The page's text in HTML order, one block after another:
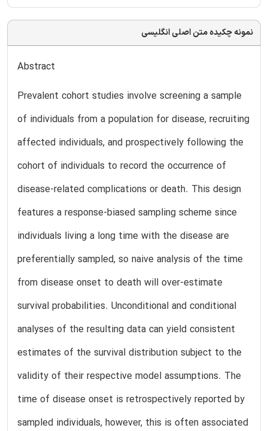
نمونه چکیده متن اصلی انگلیسی
Abstract
Prevalent cohort studies involve screening a sample
of individuals from a population for disease, recruiting
affected individuals, and prospectively following the
cohort of individuals to record the occurrence of
disease-related complications or death. This design
features a response-biased sampling scheme since
individuals living a long time with the disease are
preferentially sampled, so naive analysis of the time
from disease onset to death will over-estimate
survival probabilities. Unconditional and conditional
analyses of the resulting data can yield consistent
estimates of the survival distribution subject to the
validity of their respective model assumptions. The
time of disease onset is retrospectively reported by
sampled individuals, however, this is often associated